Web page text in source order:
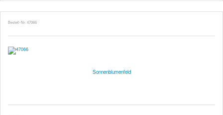
Bestell-Nr. 47066
Sonnenblumenfeld